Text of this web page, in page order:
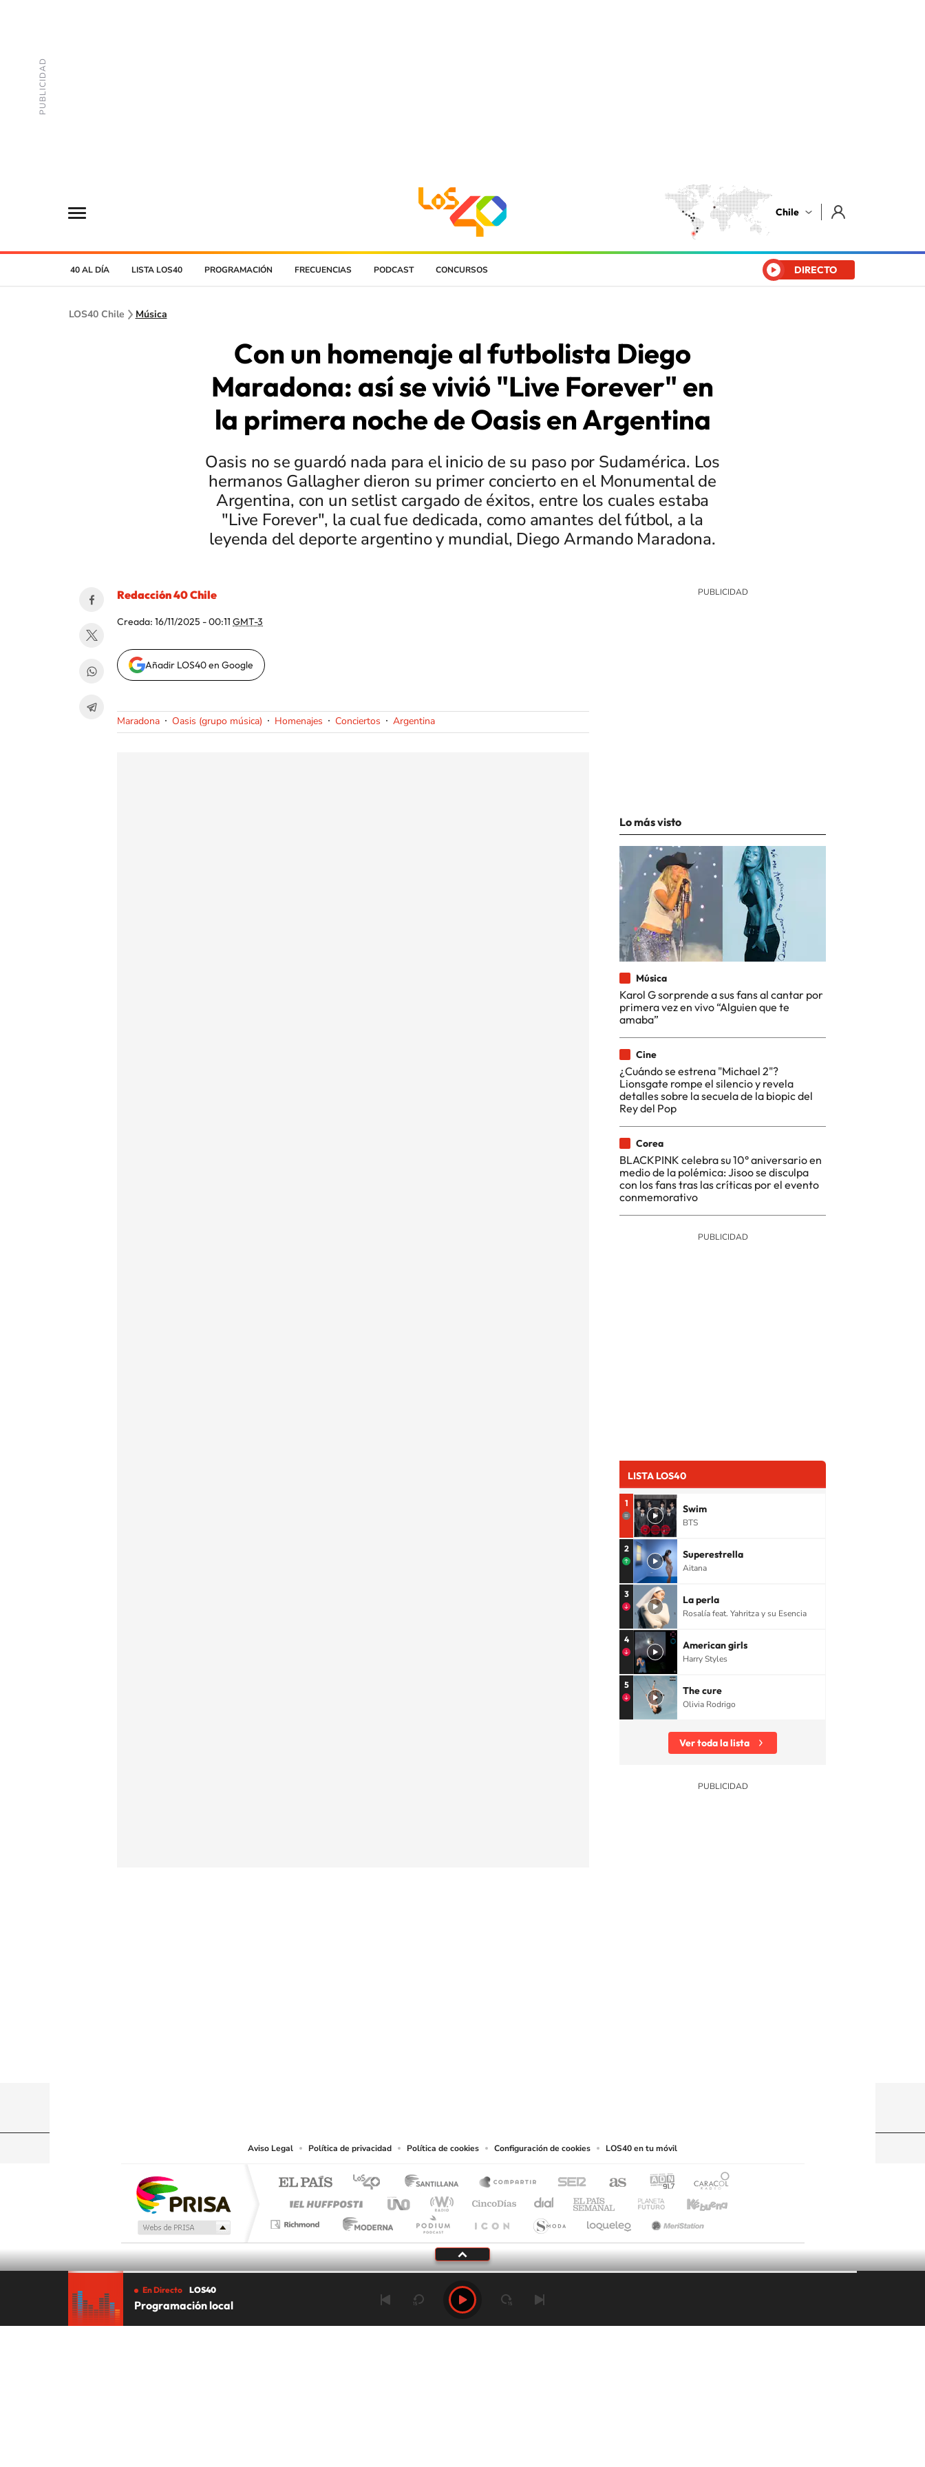
Chile
40 AL DÍA LISTA LOS40 PROGRAMACIÓN FRECUENCIAS PODCAST CONCURSOS DIRECTO
LOS40 Chile Música
Con un homenaje al futbolista Diego
Maradona: así se vivió "Live Forever" en
la primera noche de Oasis en Argentina
Oasis no se guardó nada para el inicio de su paso por Sudamérica. Los
hermanos Gallagher dieron su primer concierto en el Monumental de
Argentina, con un setlist cargado de éxitos, entre los cuales estaba
"Live Forever", la cual fue dedicada, como amantes del fútbol, a la
leyenda del deporte argentino y mundial, Diego Armando Maradona.
Redacción 40 Chile
Creada: 16/11/2025 - 00:11 GMT-3
Añadir LOS40 en Google
Maradona Oasis (grupo música) Homenajes Conciertos Argentina
Lo más visto
Música
Karol G sorprende a sus fans al cantar por
primera vez en vivo “Alguien que te
amaba”
Cine
¿Cuándo se estrena "Michael 2"?
Lionsgate rompe el silencio y revela
detalles sobre la secuela de la biopic del
Rey del Pop
Corea
BLACKPINK celebra su 10° aniversario en
medio de la polémica: Jisoo se disculpa
con los fans tras las críticas por el evento
conmemorativo
LISTA LOS40
1 Swim
BTS
2 Superestrella
Aitana
3 La perla
Rosalía feat. Yahritza y su Esencia
4 American girls
Harry Styles
5 The cure
Olivia Rodrigo
Ver toda la lista
Aviso Legal Política de privacidad Política de cookies Configuración de cookies LOS40 en tu móvil
En Directo LOS40
Programación local